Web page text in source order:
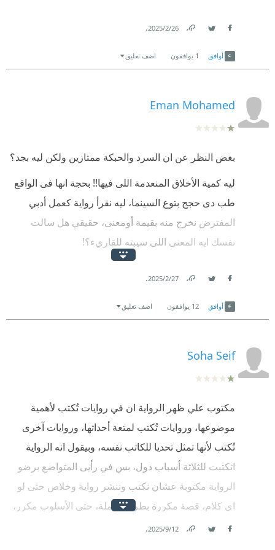
26‏/2‏/2025
.
أوافق 1 يوافقون اضف تعليق
Eman Mohamed
بغض النظر عن ان السرد والحبكة ممتازين ولكن ليه بجد؟
ليه كمية الأخلاق المنعدمة اللى فيها!! بحجة انها فى الواقع
طب دى حجج بتوع السينما، ليه نقرأ رواية كعمل أدبي
المفترض نخرج منه بقيمة أومعنى، حقيقي هل سالت
نفسك ايه المعنى اللى سيبته للقاريء؟!
27‏/2‏/2025
.
أوافق 12 يوافقون اضف تعليق
Soha Seif
مكتوب علي ظهر الرواية ان في روايات تُكتب لأهمية
موضوعها، وروايات تُكتب لمتعة أحداثها، وروايات آخرى
تُكتب لأنها تمثل تحديا للكاتب نفسه، وبيقول انه الرواية
اتكتبت للثلاثة أسباب دول، بس في رأيى المتواضع برضو
الرواية مكتوبة عشان نكتب وننشر رواية وخلاص حتى لو
اي كلام، قصة مكررة بطريقة مملة، حتى الأسلوب مكرر،
للأسف من كتر ما هي كليشيه مش قادرة أكملها جيت
12‏/9‏/2025
.